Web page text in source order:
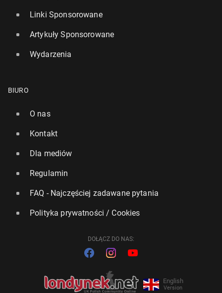
Linki Sponsorowane
Artykuły Sponsorowane
Wydarzenia
BIURO
O nas
Kontakt
Dla mediów
Regulamin
FAQ - Najczęściej zadawane pytania
Polityka prywatności / Cookies
DOŁĄCZ DO NAS:
English
Version